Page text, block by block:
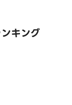
キング